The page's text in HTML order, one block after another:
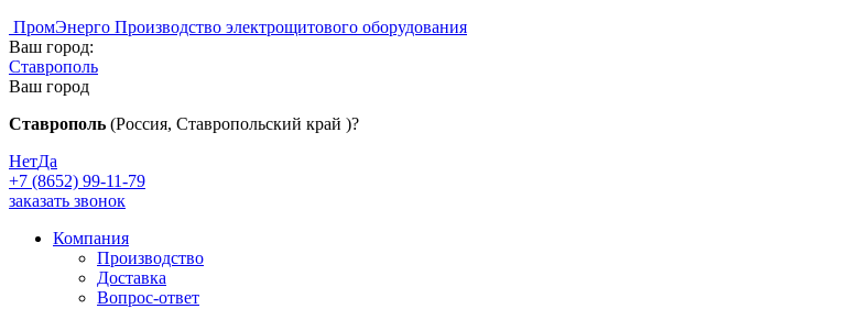
ПромЭнерго Производство электрощитового оборудования
Ваш город:
Ставрополь
Ваш город
Ставрополь (Россия, Ставропольский край )?
НетДа
+7 (8652) 99-11-79
заказать звонок
Компания
Производство
Доставка
Вопрос-ответ